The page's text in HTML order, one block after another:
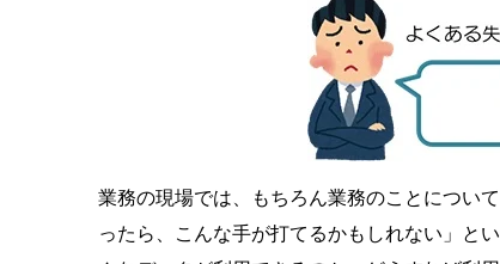
業務の現場では、もちろん業務のことについ
ったら、こんな手が打てるかもしれない」と